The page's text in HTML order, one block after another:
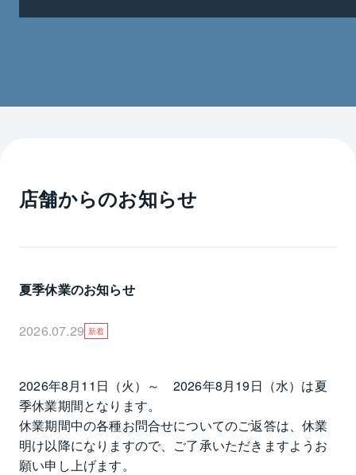
・所有している物件を賃貸した方がいいのか、売却し
どちらがいいかアドバイスがほしい。
・貸す前のリフォームの内容にも相談に乗ってほし
お客様にとって最善の策をご提案できるよう日々心掛
経験豊富なスタッフがお客様のご要望にお答えいたし
親身に、誠実に、誠心誠意、お客様と向き合ってまい
ります。ご相談、心よりお待ちしております。
店舗からのお知らせ
夏季休業のお知らせ
2026.07.29 新着
2026年8月11日（火）～　2026年8月19日（水）は夏
季休業期間となります。
休業期間中の各種お問合せについてのご返答は、休業
明け以降になりますので、ご了承いただきますようお
願い申し上げます。